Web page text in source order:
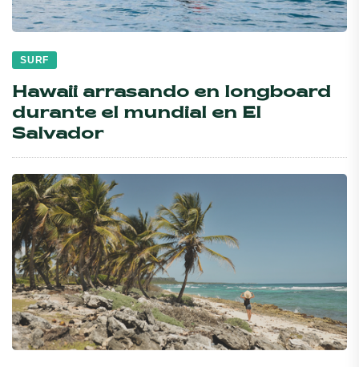
SURF
Hawaii arrasando en longboard
durante el mundial en El
Salvador